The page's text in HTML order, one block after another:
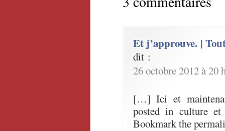
Et j’approuve. |
dit :
26 octobre 2012 à 20
[…] Ici et
posted in culture
Bookmark the